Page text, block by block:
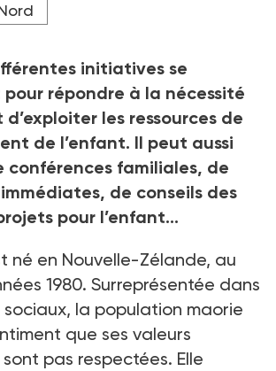
initiatives se
répondre à la nécessité
les ressources de
de l’enfant. Il peut aussi
conférences familiales, de
de conseils des
pour l’enfant…
né en Nouvelle-Zélande, au
1980. Surreprésentée dans
sociaux, la population maorie
que ses valeurs
pas respectées. Elle